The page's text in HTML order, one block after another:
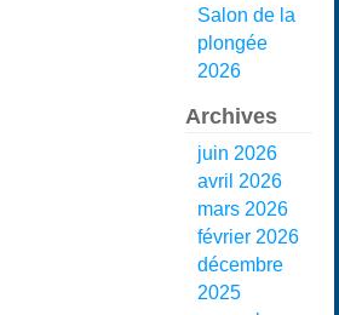
Salon de la
plongée
2026
Archives
juin 2026
avril 2026
mars 2026
février 2026
décembre
2025